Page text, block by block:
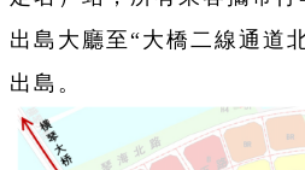
出島大廳至“大橋二線通道
出島。